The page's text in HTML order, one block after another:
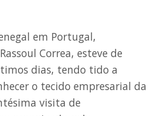
em Portugal,
Correa, esteve de
dias, tendo tido a
o tecido empresarial da
visita de